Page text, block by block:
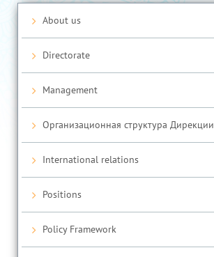
About us
Directorate
Management
Организационная структура Дирекции
International relations
Positions
Policy Framework